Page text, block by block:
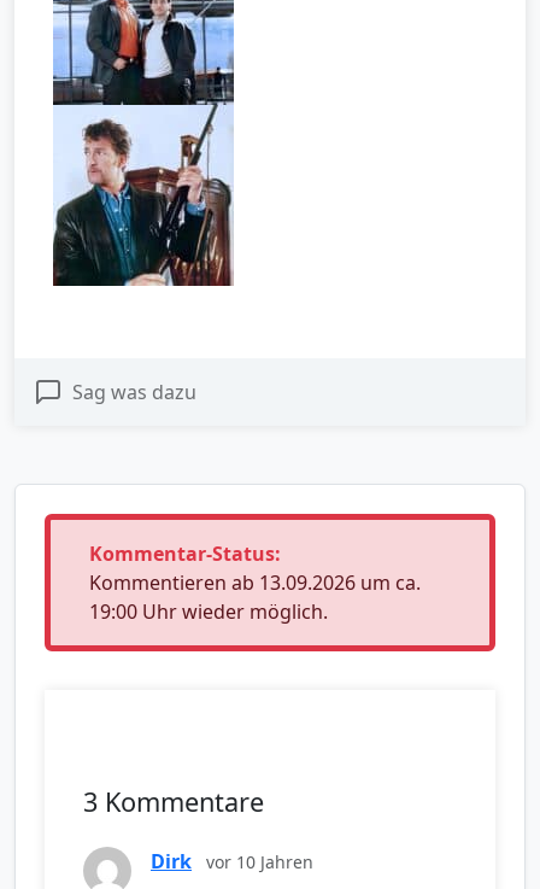
Sag was dazu
Kommentar-Status:
Kommentieren ab 13.09.2026 um ca.
19:00 Uhr wieder möglich.
3 Kommentare
Dirk vor 10 Jahren